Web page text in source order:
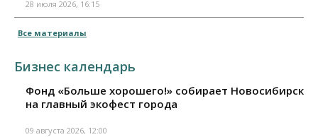
28 июля 2026, 16:15
Все материалы
Бизнес календарь
Фонд «Больше хорошего!» собирает Новосибирск
на главный экофест города
09 августа 2026, 12:00